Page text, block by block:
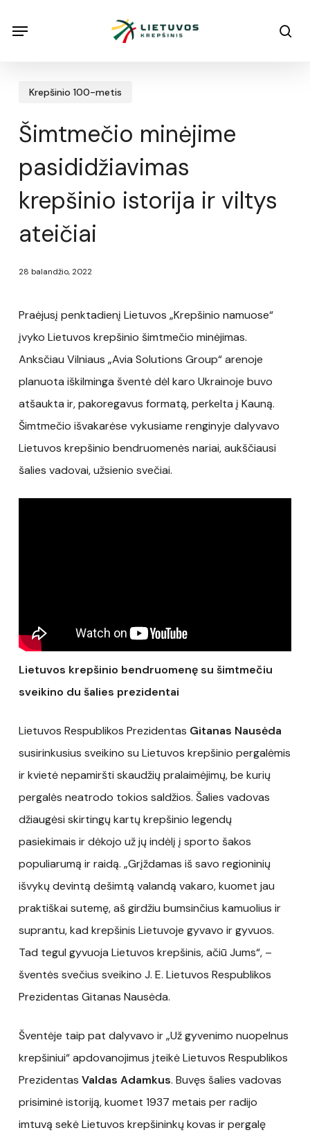
Menu
Krepšinio 100-metis
Šimtmečio minėjime
pasididžiavimas
krepšinio istorija ir viltys
ateičiai
28 balandžio, 2022
Praėjusį penktadienį Lietuvos „Krepšinio namuose“
įvyko Lietuvos krepšinio šimtmečio minėjimas.
Anksčiau Vilniaus „Avia Solutions Group“ arenoje
planuota iškilminga šventė dėl karo Ukrainoje buvo
atšaukta ir, pakoregavus formatą, perkelta į Kauną.
Šimtmečio išvakarėse vykusiame renginyje dalyvavo
Lietuvos krepšinio bendruomenės nariai, aukščiausi
šalies vadovai, užsienio svečiai.
Lietuvos krepšinio bendruomenę su šimtmečiu
sveikino du šalies prezidentai
Lietuvos Respublikos Prezidentas Gitanas Nausėda
susirinkusius sveikino su Lietuvos krepšinio pergalėmis
ir kvietė nepamiršti skaudžių pralaimėjimų, be kurių
pergalės neatrodo tokios saldžios. Šalies vadovas
džiaugėsi skirtingų kartų krepšinio legendų
pasiekimais ir dėkojo už jų indėlį į sporto šakos
populiarumą ir raidą. „Grįždamas iš savo regioninių
išvykų devintą dešimtą valandą vakaro, kuomet jau
praktiškai sutemę, aš girdžiu bumsinčius kamuolius ir
suprantu, kad krepšinis Lietuvoje gyvavo ir gyvuos.
Tad tegul gyvuoja Lietuvos krepšinis, ačiū Jums“, –
šventės svečius sveikino J. E. Lietuvos Respublikos
Prezidentas Gitanas Nausėda.
Šventėje taip pat dalyvavo ir „Už gyvenimo nuopelnus
krepšiniui“ apdovanojimus įteikė Lietuvos Respublikos
Prezidentas Valdas Adamkus. Buvęs šalies vadovas
prisiminė istoriją, kuomet 1937 metais per radijo
imtuvą sekė Lietuvos krepšininkų kovas ir pergalę